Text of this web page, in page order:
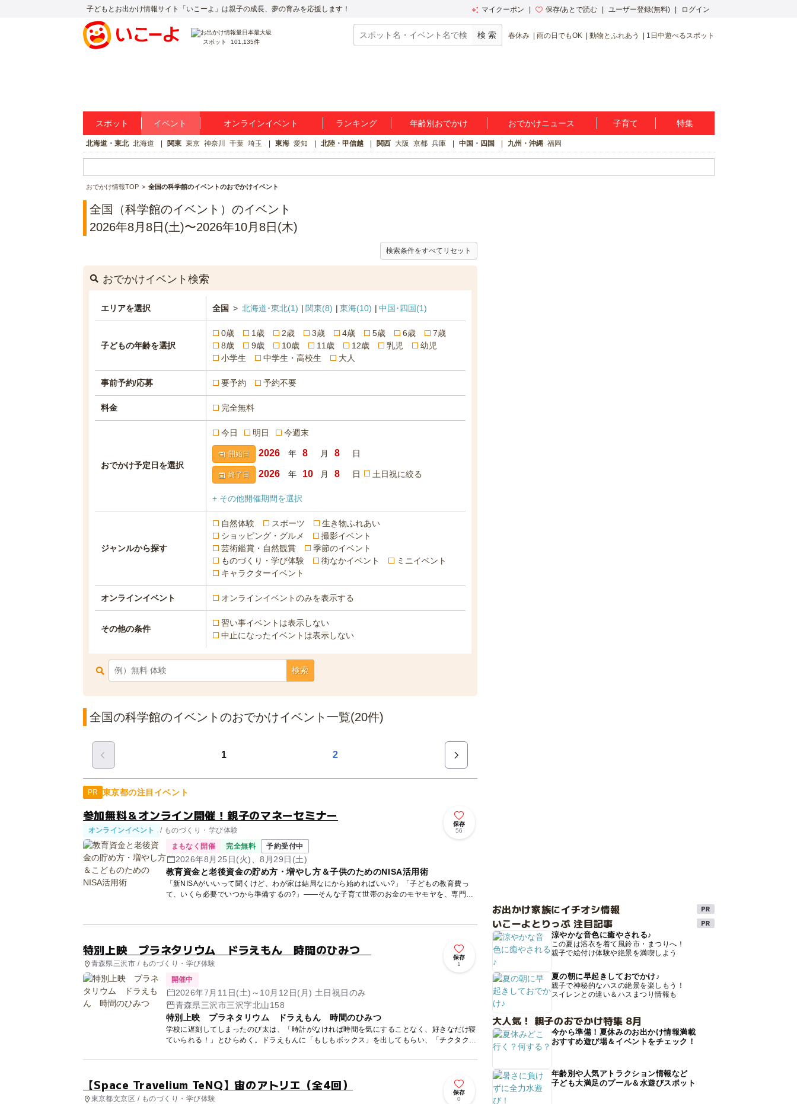
子どもとお出かけ情報サイト「いこーよ」は親子の成長、夢の育みを応援します！ マイクーポン 保存/あとで読む ユーザー登録(無料) ログイン
スポット 101,135件
春休み 雨の日でもOK 動物とふれあう 1日中遊べるスポット
スポット イベント オンラインイベント ランキング 年齢別おでかけ おでかけニュース 子育て 特集
北海道・東北 北海道 関東 東京 神奈川 千葉 埼玉 東海 愛知 北陸・甲信越 関西 大阪 京都 兵庫 中国・四国 九州・沖縄 福岡
おでかけ情報TOP 全国の科学館のイベントのおでかけイベント
全国（科学館のイベント）のイベント
2026年8月8日(土)〜2026年10月8日(木)
検索条件をすべてリセット
おでかけイベント検索
エリアを選択 全国 > 北海道･東北(1) 関東(8) 東海(10) 中国･四国(1)
子どもの年齢を選択
0歳 1歳 2歳 3歳 4歳 5歳 6歳
7歳
8歳
9歳 10歳 11歳 12歳 乳児
幼児
小学生
中学生・高校生 大人
事前予約/応募 要予約 予約不要
料金 完全無料
おでかけ予定日を選択
今日 明日 今週末
開始日 年 月 日
終了日 年 月 日 土日祝に絞る
+ その他開催期間を選択
ジャンルから探す
自然体験 スポーツ
生き物ふれあい
ショッピング・グルメ
撮影イベント
芸術鑑賞・自然観賞
季節のイベント
ものづくり・学び体験
街なかイベント
ミニイベント
キャラクターイベント
オンラインイベント オンラインイベントのみを表示する
その他の条件
習い事イベントは表示しない
中止になったイベントは表示しない
検索
全国の科学館のイベントのおでかけイベント一覧(20件)
1 2
PR 東京都の注目イベント
参加無料＆オンライン開催！親子のマネーセミナー
オンラインイベント / ものづくり・学び体験
保存
56
まもなく開催 完全無料 予約受付中
2026年8月25日(火)、8月29日(土)
教育資金と老後資金の貯め方・増やし方＆子供のためのNISA活用術
「新NISAがいいって聞くけど、わが家は結局なにから始めればいい?」「子どもの教育費っ
て、いくら必要でいつから準備するの?」——そんな子育て世帯のお金のモヤモヤを、専門の
特別上映 プラネタリウム ドラえもん 時間のひみつ
青森県三沢市 / ものづくり・学び体験
保存
1
開催中
2026年7月11日(土)～10月12日(月) 土日祝日のみ
青森県三沢市三沢字北山158
特別上映 プラネタリウム ドラえもん 時間のひみつ
学校に遅刻してしまったのび太は、「時計がなければ時間を気にすることなく、好きなだけ寝
ていられる！」とひらめく。ドラえもんに「もしもボックス」を出してもらい、「チクタクと
【Space Travelium TeNQ】宙のアトリエ（全4回）
東京都文京区 / ものづくり・学び体験
保存
0
お出かけ家族にイチオシ情報
いこーよとりっぷ 注目記事
涼やかな音色に癒やされる♪
この夏は浴衣を着て風鈴市・まつりへ！
親子で絵付け体験や絶景を満喫しよう
夏の朝に早起きしておでかけ♪
親子で神秘的なハスの絶景を楽しもう！
スイレンとの違い＆ハスまつり情報も
大人気！ 親子のおでかけ特集 8月
今から準備！夏休みのお出かけ情報満載
おすすめ遊び場＆イベントをチェック！
年齢別や人気アトラクション情報など
子ども大満足のプール＆水遊びスポット